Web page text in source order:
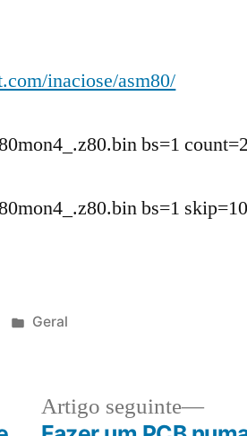
inaciose/asm80/
bs=1
bs=1
Publicado
Geral
Artigo seguinte